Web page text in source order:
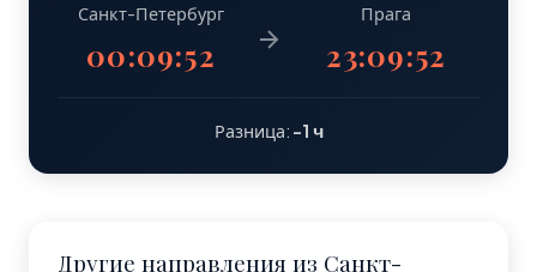
Санкт-Петербург
00:09:53
Прага
23:09:53
Разница: -1 ч
Другие направления из Санкт-